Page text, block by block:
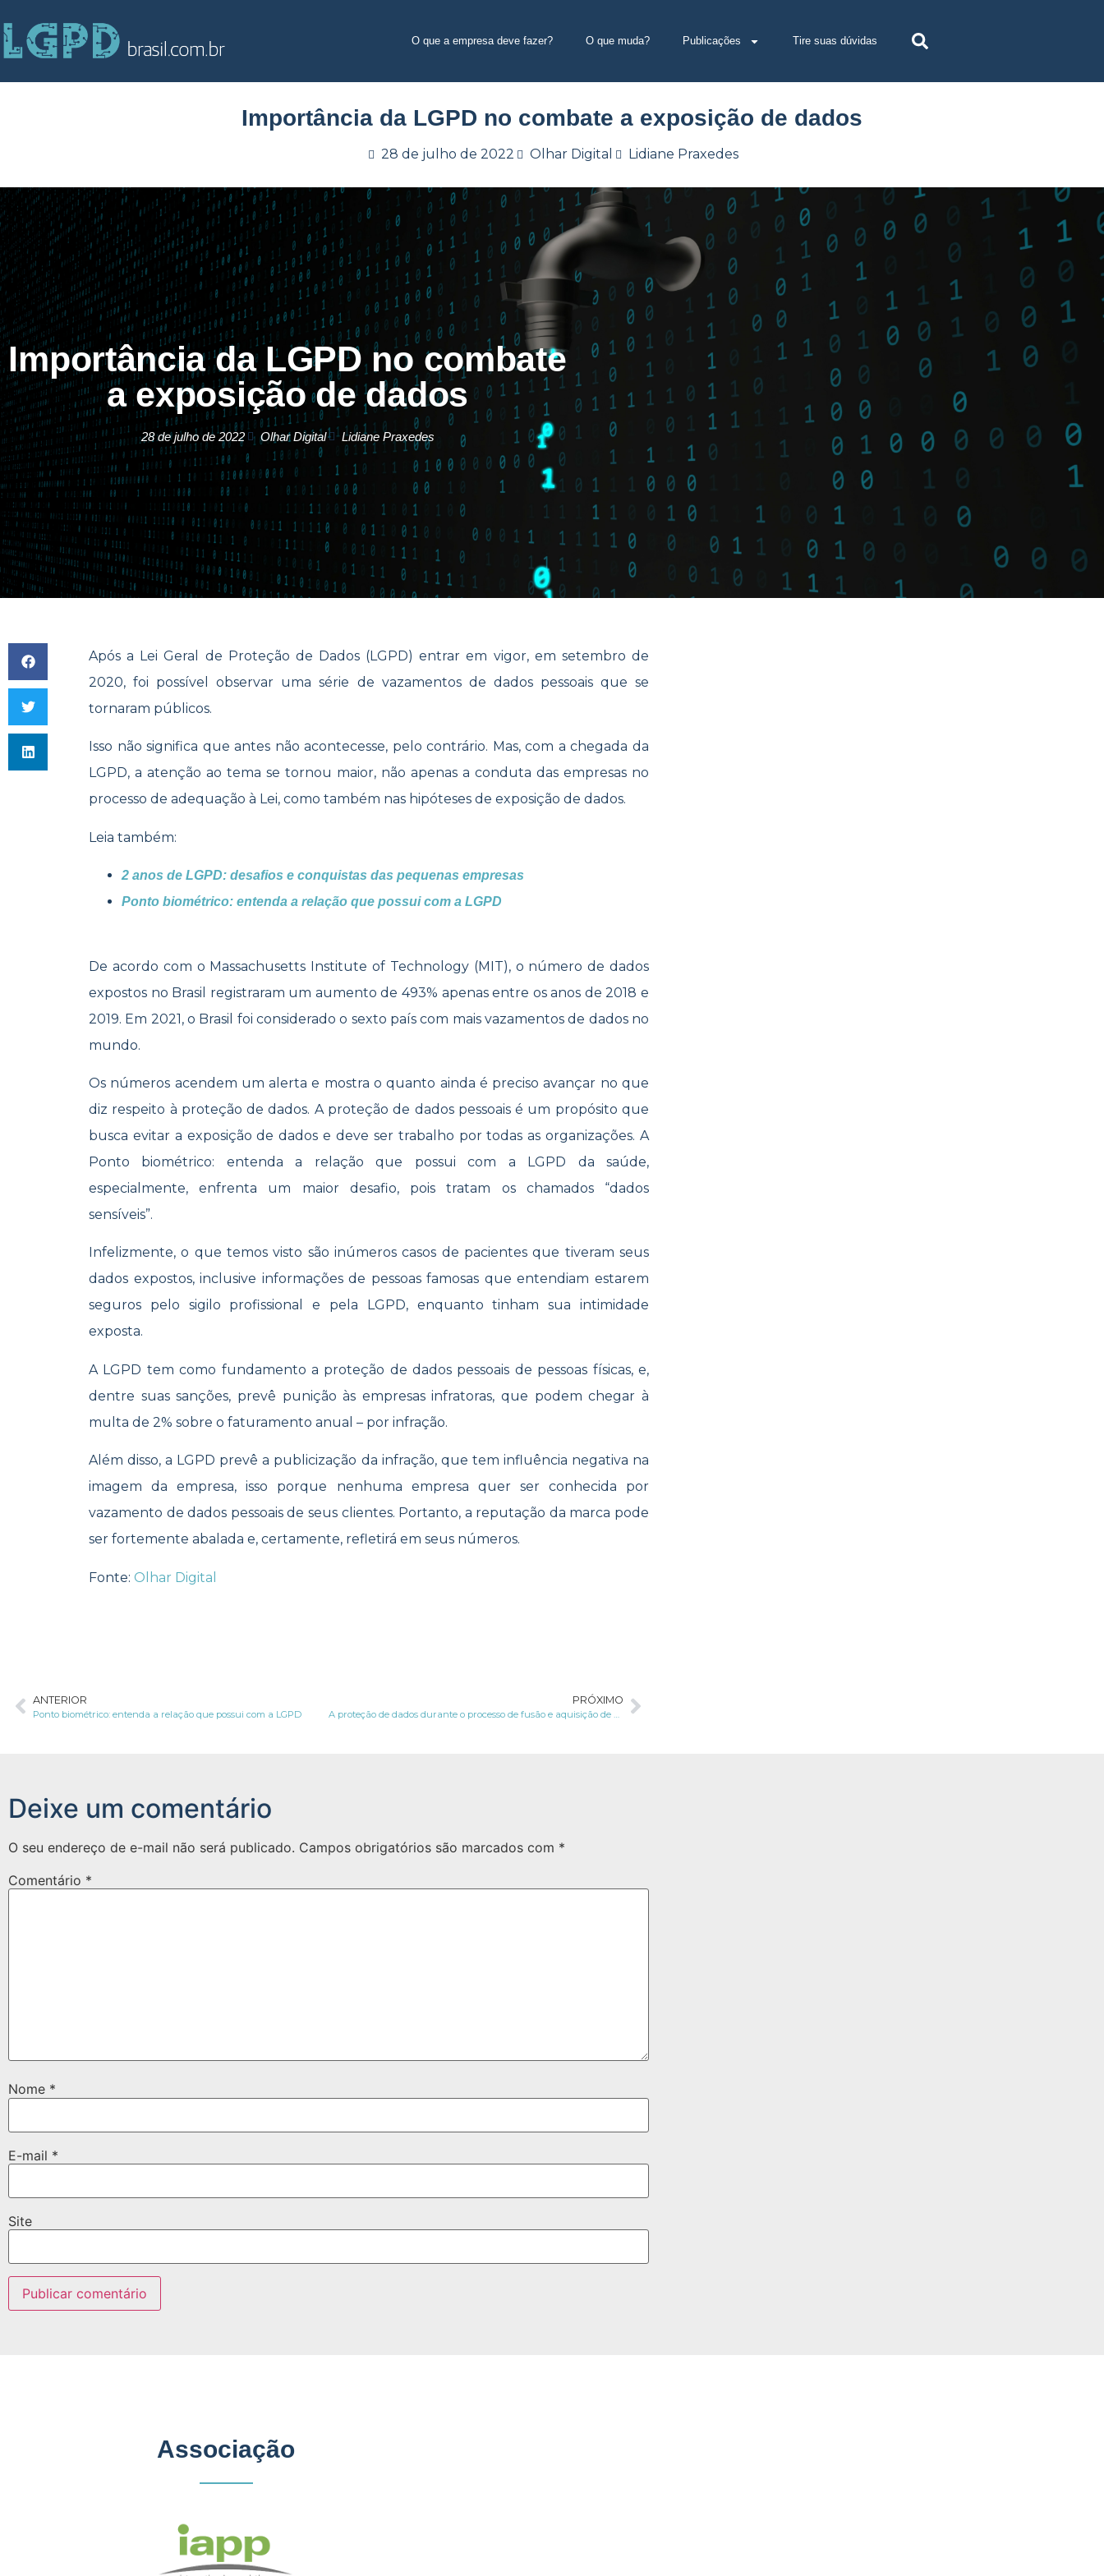
O que a empresa deve fazer? O que muda? Publicações Tire suas dúvidas
Importância da LGPD no combate a exposição de dados
28 de julho de 2022 Olhar Digital Lidiane Praxedes
Importância da LGPD no combate
a exposição de dados
28 de julho de 2022 Olhar Digital Lidiane Praxedes
Após a Lei Geral de Proteção de Dados (LGPD) entrar em vigor, em setembro de
2020, foi possível observar uma série de vazamentos de dados pessoais que se
tornaram públicos.
Isso não significa que antes não acontecesse, pelo contrário. Mas, com a chegada da
LGPD, a atenção ao tema se tornou maior, não apenas a conduta das empresas no
processo de adequação à Lei, como também nas hipóteses de exposição de dados.
Leia também:
2 anos de LGPD: desafios e conquistas das pequenas empresas
Ponto biométrico: entenda a relação que possui com a LGPD
De acordo com o Massachusetts Institute of Technology (MIT), o número de dados
expostos no Brasil registraram um aumento de 493% apenas entre os anos de 2018 e
2019. Em 2021, o Brasil foi considerado o sexto país com mais vazamentos de dados no
mundo.
Os números acendem um alerta e mostra o quanto ainda é preciso avançar no que
diz respeito à proteção de dados. A proteção de dados pessoais é um propósito que
busca evitar a exposição de dados e deve ser trabalho por todas as organizações. A
Ponto biométrico: entenda a relação que possui com a LGPD da saúde,
especialmente, enfrenta um maior desafio, pois tratam os chamados “dados
sensíveis”.
Infelizmente, o que temos visto são inúmeros casos de pacientes que tiveram seus
dados expostos, inclusive informações de pessoas famosas que entendiam estarem
seguros pelo sigilo profissional e pela LGPD, enquanto tinham sua intimidade
exposta.
A LGPD tem como fundamento a proteção de dados pessoais de pessoas físicas, e,
dentre suas sanções, prevê punição às empresas infratoras, que podem chegar à
multa de 2% sobre o faturamento anual – por infração.
Além disso, a LGPD prevê a publicização da infração, que tem influência negativa na
imagem da empresa, isso porque nenhuma empresa quer ser conhecida por
vazamento de dados pessoais de seus clientes. Portanto, a reputação da marca pode
ser fortemente abalada e, certamente, refletirá em seus números.
Fonte: Olhar Digital
ANTERIOR
Ponto biométrico: entenda a relação que possui com a LGPD
PRÓXIMO
A proteção de dados durante o processo de fusão e aquisição de empresas
Deixe um comentário
O seu endereço de e-mail não será publicado. Campos obrigatórios são marcados com *
Comentário *
Nome *
E-mail *
Site
Associação